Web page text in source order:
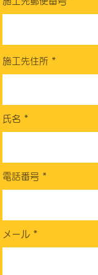
施工先住所
氏名
電話番号
メール